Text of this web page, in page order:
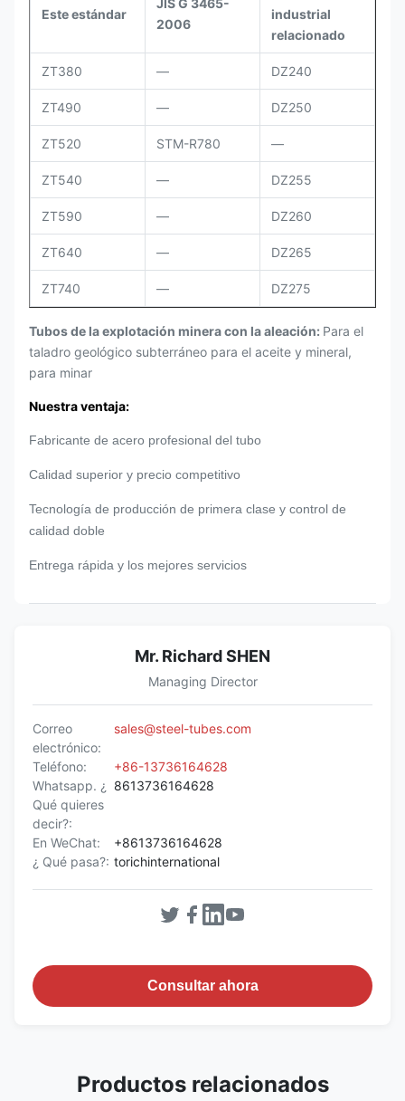
Este estándar
JIS G 3465-
2006
industrial
relacionado
ZT380 — DZ240
ZT490 — DZ250
ZT520 STM-R780 —
ZT540 — DZ255
ZT590 — DZ260
ZT640 — DZ265
ZT740 — DZ275
Tubos de la explotación minera con la aleación: Para el
taladro geológico subterráneo para el aceite y mineral,
para minar
Nuestra ventaja:
Fabricante de acero profesional del tubo
Calidad superior y precio competitivo
Tecnología de producción de primera clase y control de
calidad doble
Entrega rápida y los mejores servicios
Mr. Richard SHEN
Managing Director
Correo
electrónico:
sales@steel-tubes.com
Teléfono:
+86-13736164628
Whatsapp. ¿
Qué quieres
decir?:
8613736164628
En WeChat:
+8613736164628
¿ Qué pasa?: torichinternational
Consultar ahora
Productos relacionados